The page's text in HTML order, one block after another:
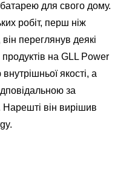
для свого дому.
робіт, перш ніж
переглянув деякі
продуктів на GLL Power
якості, а
за
він вирішив